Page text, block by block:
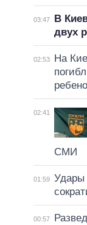
03:47
В
двух
02:53
На
02:41
СМИ
01:59 Удары
00:57